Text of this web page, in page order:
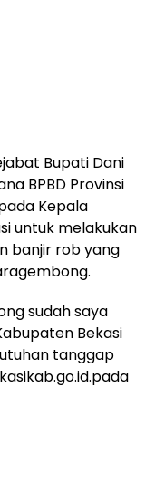
Bupati Dani
BPBD Provinsi
Kepala
untuk melakukan
banjir rob yang
sudah saya
Bekasi
tanggap